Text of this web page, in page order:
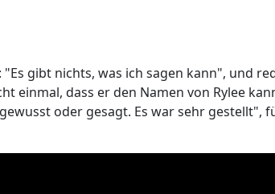
"Es gibt nichts, was ich sagen kann", und
einmal, dass er den Namen von Rylee
oder gesagt. Es war sehr gestellt",